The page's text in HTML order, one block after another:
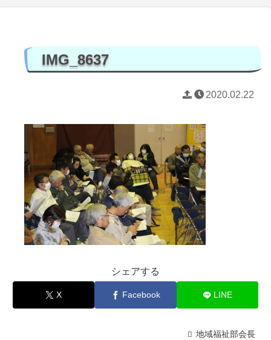
IMG_8637
2020.02.22
シェアする
X Facebook LINE
地域福祉部会長